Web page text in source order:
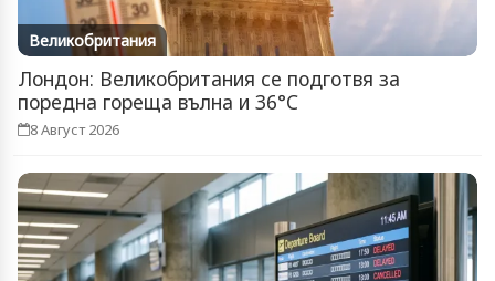
Великобритания
Лондон: Великобритания се подготвя за
поредна гореща вълна и 36°C
8 Август 2026